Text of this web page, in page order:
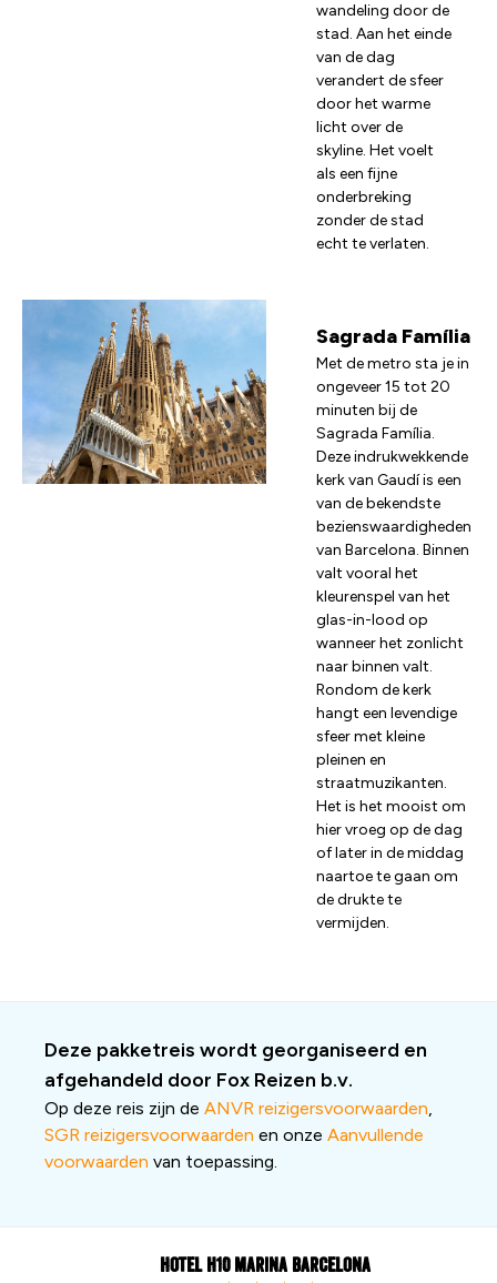
wandeling door de
stad. Aan het einde
van de dag
verandert de sfeer
door het warme
licht over de
skyline. Het voelt
als een fijne
onderbreking
zonder de stad
echt te verlaten.
Sagrada Família
Met de metro sta je in
ongeveer 15 tot 20
minuten bij de
Sagrada Família.
Deze indrukwekkende
kerk van Gaudí is een
van de bekendste
bezienswaardigheden
van Barcelona. Binnen
valt vooral het
kleurenspel van het
glas-in-lood op
wanneer het zonlicht
naar binnen valt.
Rondom de kerk
hangt een levendige
sfeer met kleine
pleinen en
straatmuzikanten.
Het is het mooist om
hier vroeg op de dag
of later in de middag
naartoe te gaan om
de drukte te
vermijden.
Deze pakketreis wordt georganiseerd en
afgehandeld door Fox Reizen b.v.
Op deze reis zijn de ANVR reizigersvoorwaarden,
SGR reizigersvoorwaarden en onze Aanvullende
voorwaarden van toepassing.
Hotel H10 Marina Barcelona